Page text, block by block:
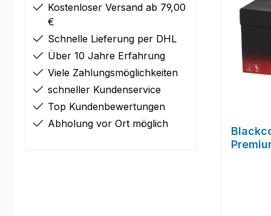
Kostenloser Versand ab 79,00
€
Schnelle Lieferung per DHL
Über 10 Jahre Erfahrung
Viele Zahlungsmöglichkeiten
schneller Kundenservice
Top Kundenbewertungen
Abholung vor Ort möglich